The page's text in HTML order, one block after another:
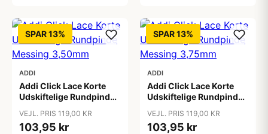
SPAR 13%
ADDI
Addi Click Lace Korte
Udskiftelige Rundpinde
VEJL. PRIS 119,00 KR
103,95 kr
SPAR 13%
ADDI
Addi Click Lace Korte
Udskiftelige Rundpinde
VEJL. PRIS 119,00 KR
103,95 kr